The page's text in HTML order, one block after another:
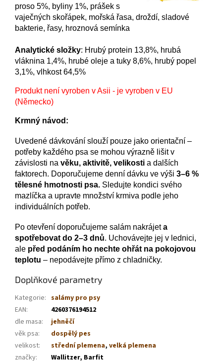
proso 5%, byliny 1%, prášek s
vaječných skořápek, mořská řasa, droždí, sladové
bakterie, řasy, hroznová semínka
Analytické složky: Hrubý protein 13,8%, hrubá
vláknina 1,4%, hrubé oleje a tuky 8,6%, hrubý popel
3,1%, vlhkost 64,5%
Produkt není vyroben v Asii - je vyroben v EU
(Německo)
Krmný návod:
Uvedené dávkování slouží pouze jako orientační –
potřeby každého psa se mohou výrazně lišit v
závislosti na věku, aktivitě, velikosti a dalších
faktorech. Doporučujeme denní dávku ve výši 3–6 %
tělesné hmotnosti psa. Sledujte kondici svého
mazlíčka a upravte množství krmiva podle jeho
individuálních potřeb.
Po otevření doporučujeme salám nakrájeta
spotřebovat do 2–3 dnů. Uchovávejte jej v lednici,
ale před podáním ho nechte ohřát na pokojovou
teplotu – nepodávejte přímo z chladničky.
Doplňkové parametry
Kategorie: salámy pro psy
EAN:
4260376194512
dle masa:
jehněčí
věk psa:
dospělý pes
velikost: střední plemena, velká plemena
značky: Wallitzer, Barfit